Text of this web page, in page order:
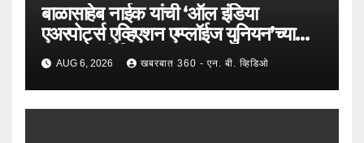
बाळासाहेब नाईक यांची ‘ऑल इंडिया
एअरपोर्ट्स एव्हिएशन एम्प्लॉईज युनियन’च्या
उपाध्यक्षपदी निवड !
AUG 6, 2026 खबरबात 360 - एन. बी. व्हिडिओ